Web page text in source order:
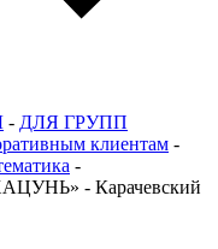
- ДЛЯ ГРУПП
клиентам -
-
- Карачевский